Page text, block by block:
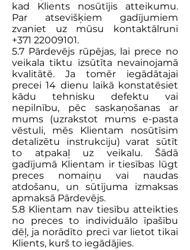
kad Klients nosūtījis atteikumu.
Par atsevišķiem gadījumiem
zvaniet uz mūsu kontaktālruni
+371 22009101.
5.7 Pārdevējs rūpējas, lai prece no
veikala tiktu izsūtīta nevainojamā
kvalitātē. Ja tomēr iegādātajai
precei 14 dienu laikā konstatēsiet
kādu tehnisku defektu vai
nepilnību, pēc saskaņošanas ar
mums (uzrakstot mums e-pasta
vēstuli, mēs Klientam nosūtīsim
detalizētu instrukciju) varat sūtīt
to atpakaļ uz veikalu. Šādā
gadījumā Klientam ir tiesības lūgt
preces nomaiņu vai naudas
atdošanu, un sūtījuma izmaksas
apmaksā Pārdevējs.
5.8 Klientam nav tiesību atteikties
no preces to individuālo īpašību
dēļ, ja norādīto preci var lietot tikai
Klients, kurš to iegādājies.